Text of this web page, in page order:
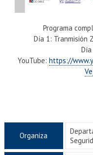
Programa
Día 1: Tranmisión
YouTube: https://
Organiza